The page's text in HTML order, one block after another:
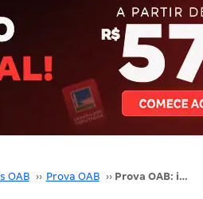
OAB ›› Prova OAB ›› Prova OAB: inscrições da repescagem encerram nesta quarta!